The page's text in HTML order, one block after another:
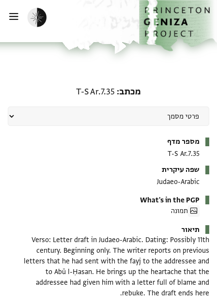
לתוכןהבית
הפעלת מצב כהה
מכתב T-S Ar.7.35
מספר מדף
T-S Ar.7.35
שפה עיקרית
Judaeo-Arabic
What's in the PGP
תמונה
תיאור
Verso: Letter draft in Judaeo-Arabic. Dating: Possibly 11th
century. Beginning only. The writer reports on previous
letters that he had sent with the fayj to the addressee and
to Abū l-Ḥasan. He brings up the heartache that the
addressee had given him with a letter full of blame and
rebuke. The draft ends here.